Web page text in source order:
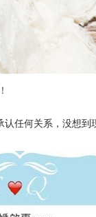
任何关系，没想